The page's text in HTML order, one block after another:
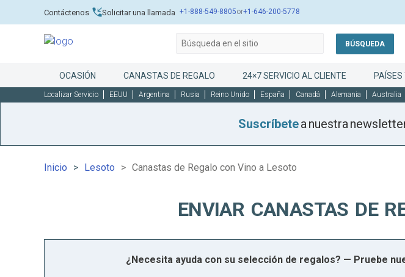
Contáctenos Solicitar una llamada +1-888-549-8805or+1-646-200-5778
BÚSQUEDA
OCASIÓN CANASTAS DE REGALO 24×7 SERVICIO AL CLIENTE
Localizar Servicio EEUU Argentina Rusia Reino Unido España Canadá Alemania Australia
Suscríbetea nuestra
Inicio Lesoto Canastas de Regalo con Vino a Lesoto
ENVIAR CANASTAS DE
¿Necesita ayuda con su selección de regalos? — Pruebe